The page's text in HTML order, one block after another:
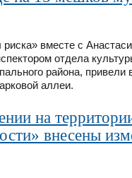
вместе с
отдела
района, привели
аллеи.
на
внесены